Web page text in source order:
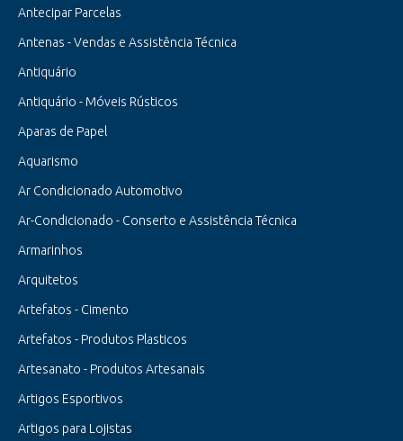
Antecipar Parcelas
Antenas - Vendas e Assistência Técnica
Antiquário
Antiquário - Móveis Rústicos
Aparas de Papel
Aquarismo
Ar Condicionado Automotivo
Ar-Condicionado - Conserto e Assistência Técnica
Armarinhos
Arquitetos
Artefatos - Cimento
Artefatos - Produtos Plasticos
Artesanato - Produtos Artesanais
Artigos Esportivos
Artigos para Lojistas